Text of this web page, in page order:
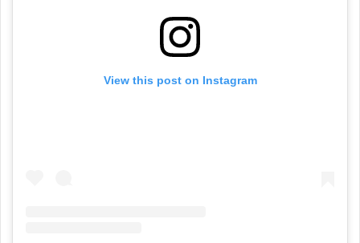
View this post on Instagram